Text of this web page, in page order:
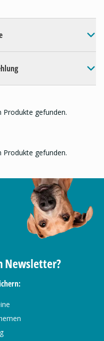
Produkte gefunden.
Produkte gefunden.
Newsletter?